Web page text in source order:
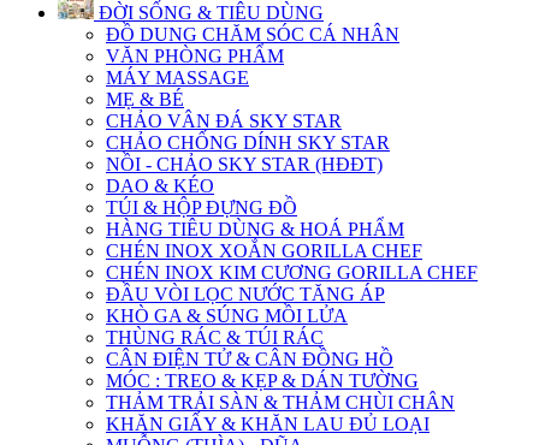
ĐỜI SỐNG & TIÊU DÙNG
ĐỒ DUNG CHĂM SÓC CÁ NHÂN
VĂN PHÒNG PHẨM
MÁY MASSAGE
MẸ & BÉ
CHẢO VÂN ĐÁ SKY STAR
CHẢO CHỐNG DÍNH SKY STAR
NỒI - CHẢO SKY STAR (HĐĐT)
DAO & KÉO
TÚI & HỘP ĐỰNG ĐỒ
HÀNG TIÊU DÙNG & HOÁ PHẨM
CHÉN INOX XOẮN GORILLA CHEF
CHÉN INOX KIM CƯƠNG GORILLA CHEF
ĐẦU VÒI LỌC NƯỚC TĂNG ÁP
KHÒ GA & SÚNG MỒI LỬA
THÙNG RÁC & TÚI RÁC
CÂN ĐIỆN TỬ & CÂN ĐỒNG HỒ
MÓC : TREO & KẸP & DÁN TƯỜNG
THẢM TRẢI SÀN & THẢM CHÙI CHÂN
KHĂN GIẤY & KHĂN LAU ĐỦ LOẠI